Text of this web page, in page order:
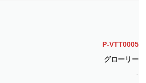
P-VTT0005
グローリー
-